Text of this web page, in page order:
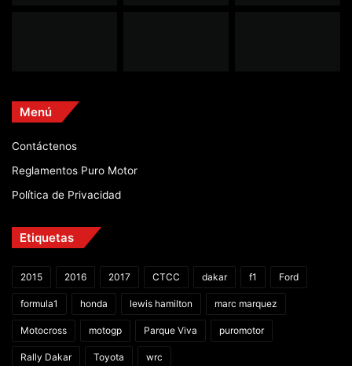
Menú
Contáctenos
Reglamentos Puro Motor
Política de Privacidad
Etiquetas
2015 2016 2017 CTCC dakar f1 Ford
formula1 honda lewis hamilton marc marquez
Motocross motogp Parque Viva puromotor
Rally Dakar Toyota wrc